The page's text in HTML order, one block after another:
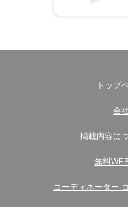
トップ
会
掲載内容に
無料
コーディネーター